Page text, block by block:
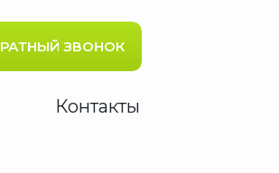
ЗВОНОК
Контакты